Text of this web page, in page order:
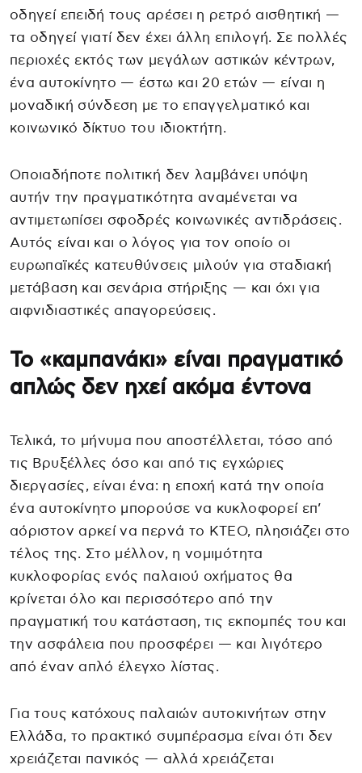
οδηγεί επειδή τους αρέσει η ρετρό αισθητική —
τα οδηγεί γιατί δεν έχει άλλη επιλογή. Σε πολλές
περιοχές εκτός των μεγάλων αστικών κέντρων,
ένα αυτοκίνητο — έστω και 20 ετών — είναι η
μοναδική σύνδεση με το επαγγελματικό και
κοινωνικό δίκτυο του ιδιοκτήτη.
Οποιαδήποτε πολιτική δεν λαμβάνει υπόψη
αυτήν την πραγματικότητα αναμένεται να
αντιμετωπίσει σφοδρές κοινωνικές αντιδράσεις.
Αυτός είναι και ο λόγος για τον οποίο οι
ευρωπαϊκές κατευθύνσεις μιλούν για σταδιακή
μετάβαση και σενάρια στήριξης — και όχι για
αιφνιδιαστικές απαγορεύσεις.
Το «καμπανάκι» είναι πραγματικό
απλώς δεν ηχεί ακόμα έντονα
Τελικά, το μήνυμα που αποστέλλεται, τόσο από
τις Βρυξέλλες όσο και από τις εγχώριες
διεργασίες, είναι ένα: η εποχή κατά την οποία
ένα αυτοκίνητο μπορούσε να κυκλοφορεί επ’
αόριστον αρκεί να περνά το ΚΤΕΟ, πλησιάζει στο
τέλος της. Στο μέλλον, η νομιμότητα
κυκλοφορίας ενός παλαιού οχήματος θα
κρίνεται όλο και περισσότερο από την
πραγματική του κατάσταση, τις εκπομπές του και
την ασφάλεια που προσφέρει — και λιγότερο
από έναν απλό έλεγχο λίστας.
Για τους κατόχους παλαιών αυτοκινήτων στην
Ελλάδα, το πρακτικό συμπέρασμα είναι ότι δεν
χρειάζεται πανικός — αλλά χρειάζεται